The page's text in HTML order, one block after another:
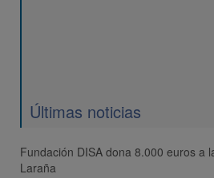
Últimas noticias
Fundación DISA dona 8.000 euros a
Laraña